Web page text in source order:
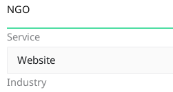
NGO
Service
Industry